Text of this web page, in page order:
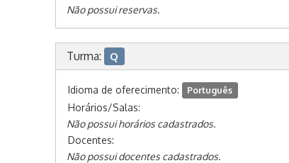
Não possui reservas.
Turma: Q
Idioma de oferecimento: Português
Horários/Salas:
Não possui horários cadastrados.
Docentes:
Não possui docentes cadastrados.